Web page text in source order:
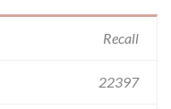
Recall
22397